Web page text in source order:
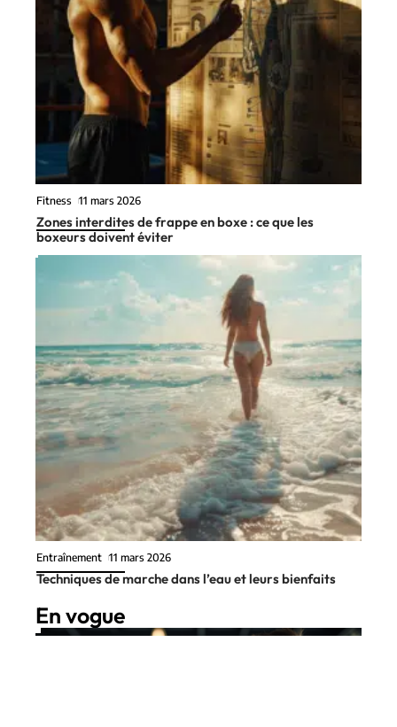
Fitness 11 mars 2026
Zones interdites de frappe en boxe : ce que les
boxeurs doivent éviter
Entraînement 11 mars 2026
Techniques de marche dans l’eau et leurs bienfaits
En vogue